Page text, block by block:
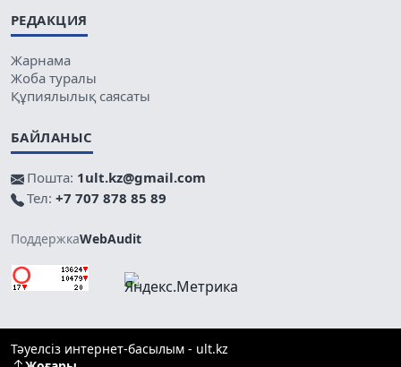
РЕДАКЦИЯ
Жарнама
Жоба туралы
Құпиялылық саясаты
БАЙЛАНЫС
Пошта: 1ult.kz@gmail.com
Тел: +7 707 878 85 89
ПоддержкаWebAudit
Тәуелсіз интернет-басылым - ult.kz